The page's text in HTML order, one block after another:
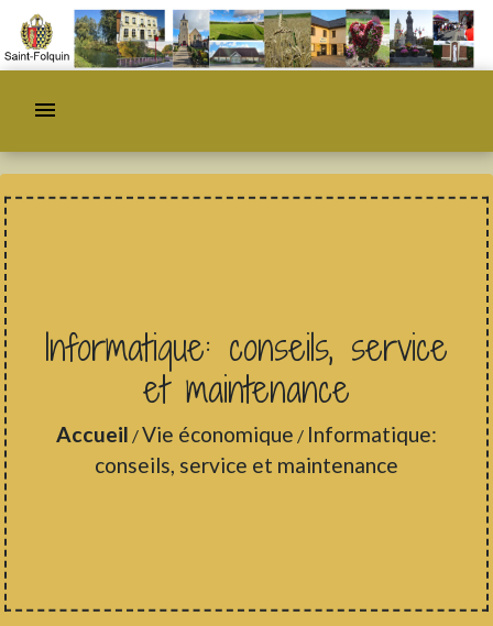
menu
Informatique: conseils, service
et maintenance
Accueil /Vie économique / Informatique:
conseils, service et maintenance